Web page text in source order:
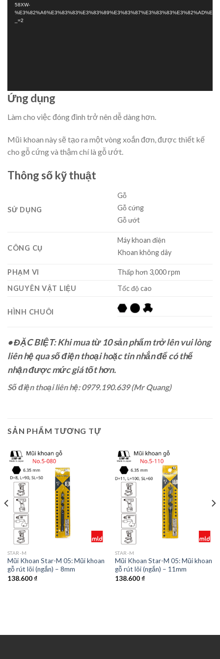
Video
58XW-
_=2
Ứng dụng
Làm cho việc đóng đinh trở nên dễ dàng hơn.
Mũi khoan này sẽ tạo ra một vòng xoắn đơn, được thiết kế
cho gỗ cứng và thậm chí là gỗ ướt.
Thông số kỹ thuật
SỬ DỤNG
Gỗ
Gỗ cứng
Gỗ ướt
CÔNG CỤ
Máy khoan điện
Khoan không dây
PHẠM VI
Thấp hơn 3,000 rpm
NGUYÊN VẬT LIỆU
Tốc độ cao
HÌNH CHUÔI
•ĐẶC BIỆT: Khi mua từ 10 sản phẩm trở lên vui lòng
liên hệ qua số điện thoại hoặc tin nhắn để có thể
nhận được mức giá tốt hơn.
Số điện thoại liên hệ: 0979.190.639 (Mr Quang)
SẢN PHẨM TƯƠNG TỰ
STAR-M
Mũi Khoan Star-M 05: Mũi khoan
gỗ rút lõi (ngắn) – 8mm
138.600₫
STAR-M
Mũi Khoan Star-M 05: Mũi khoan
gỗ rút lõi (ngắn) – 11mm
138.600₫